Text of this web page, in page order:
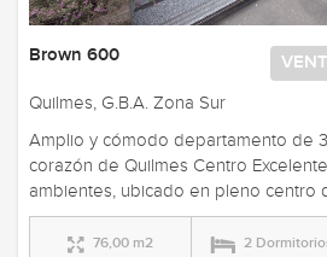
Brown 600
Quilmes, G.B.A. Zona Sur
Amplio y cómodo departamento de
corazón de Quilmes Centro
ambientes, ubicado en pleno centro
76,00 m2 2